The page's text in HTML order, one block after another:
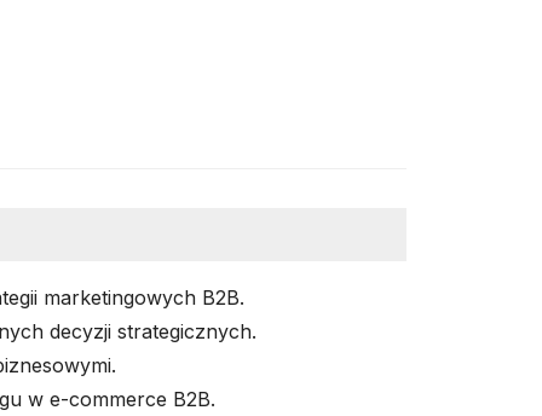
marketingowych B2B.
decyzji strategicznych.
w e-commerce B2B.